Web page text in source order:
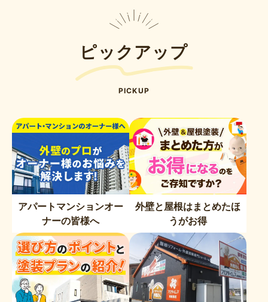
ピックアップ
PICKUP
アパートマンションオー
ナーの皆様へ
外壁と屋根はまとめたほ
うがお得